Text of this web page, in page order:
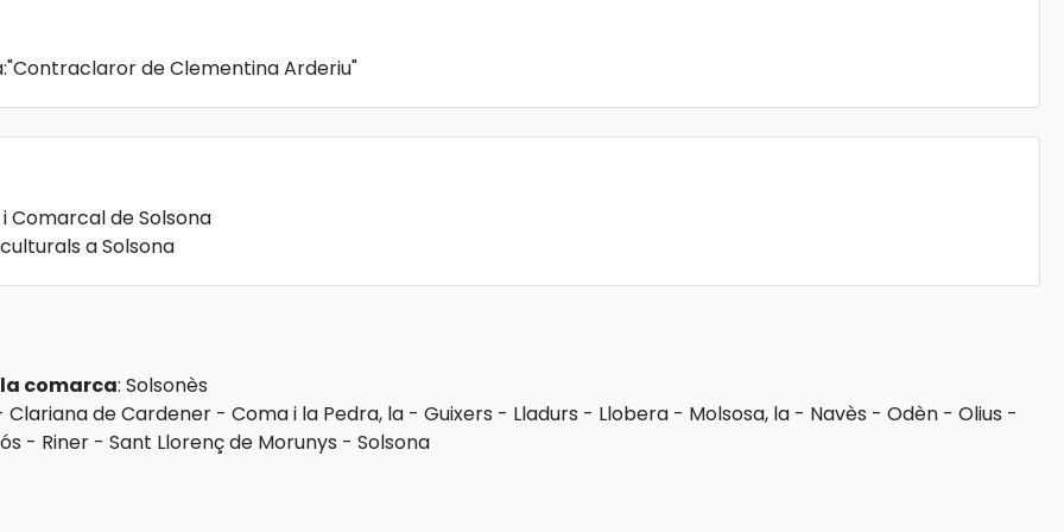
de Clementina Arderiu"
Comarcal de Solsona
a Solsona
comarca: Solsonès
Clariana de Cardener - Coma i la Pedra, la - Guixers - Lladurs - Llobera - Molsosa, la - Navès - Odèn - Olius -
- Riner - Sant Llorenç de Morunys - Solsona